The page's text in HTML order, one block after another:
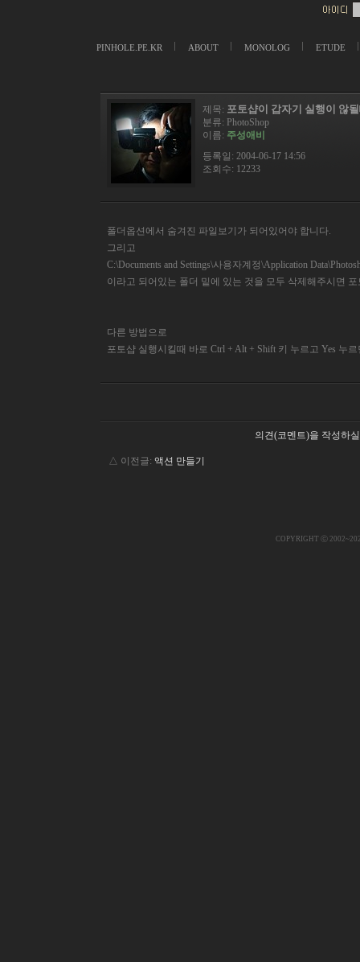
PINHOLE.PE.KR ABOUT MONOLOG ETUDE
제목: 포토샵이 갑자기 실행이 않
분류: PhotoShop
이름: 주성애비
등록일: 2004-06-17 14:56
조회수: 12233
폴더옵션에서 숨겨진 파일보기가 되어있어야 합니다.
그리고
C:\Documents and Settings\사용자계정\Application
이라고 되어있는 폴더 밑에 있는 것을 모두 삭제해주시면
다른 방법으로
포토샵 실행시킬때 바로 Ctrl + Alt + Shift 키 누르고 Yes 누
의견(코멘트)을 작성하
△ 이전글: 액션 만들기
COPYRIGHT ⓒ